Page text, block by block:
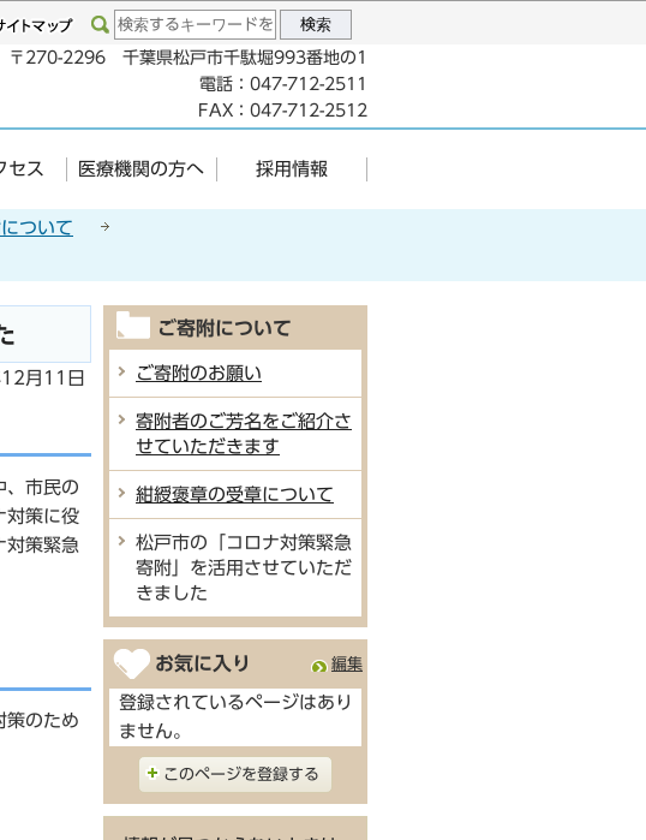
〒270-2296 千葉県松戸市千駄堀993番地の1
電話：047-712-2511
FAX：047-712-2512
セス 医療機関の方へ 採用情報
ついて
月11日
、市民の
対策に役
対策緊急
策のため
ご寄附について
ご寄附のお願い
寄附者のご芳名をご紹介さ
せていただきます
紺綬褒章の受章について
松戸市の「コロナ対策緊急
寄附」を活用させていただ
きました
お気に入り 編集
登録されているページはあり
ません。
このページを登録する